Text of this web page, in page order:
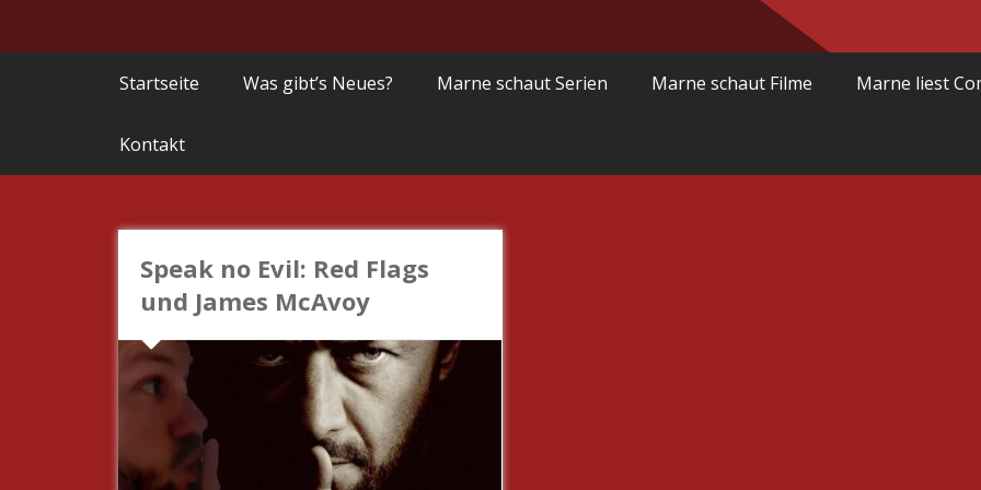
Startseite Was gibt’s Neues? Marne schaut Serien Marne schaut Filme Marne liest
Kontakt
Speak no Evil: Red Flags
und James McAvoy